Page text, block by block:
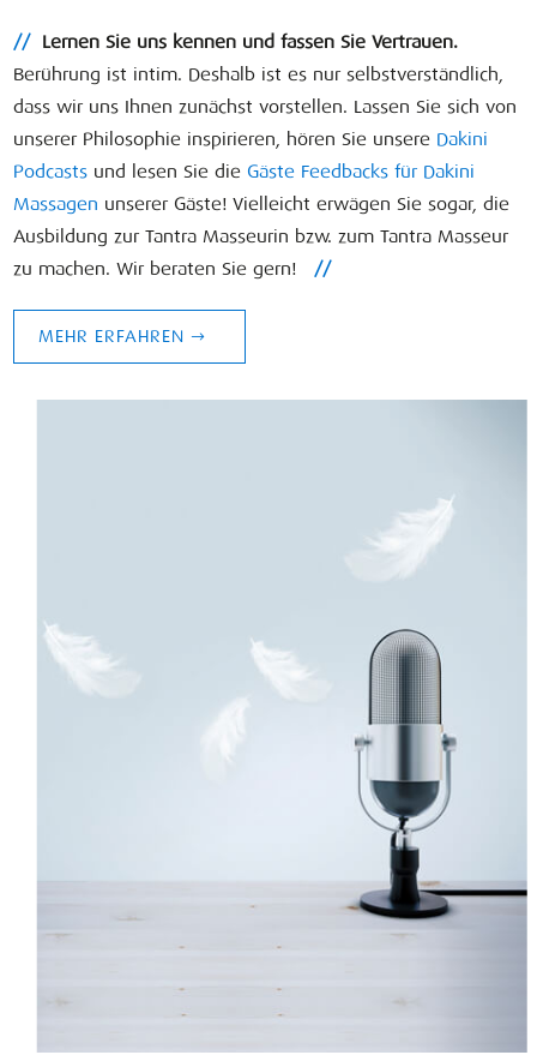
// Lernen Sie uns kennen und fassen Sie Vertrauen.
Berührung ist intim. Deshalb ist es nur selbstverständlich,
dass wir uns Ihnen zunächst vorstellen. Lassen Sie sich von
unserer Philosophie inspirieren, hören Sie unsere Dakini
Podcasts und lesen Sie die Gäste Feedbacks für Dakini
Massagen unserer Gäste! Vielleicht erwägen Sie sogar, die
Ausbildung zur Tantra Masseurin bzw. zum Tantra Masseur
zu machen. Wir beraten Sie gern! //
MEHR ERFAHREN